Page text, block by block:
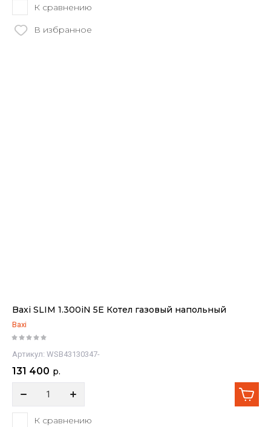
К сравнению
В избранное
Baxi SLIM 1.300iN 5E Котел газовый напольный
Baxi
Артикул: WSB43130347-
131 400 р.
К сравнению